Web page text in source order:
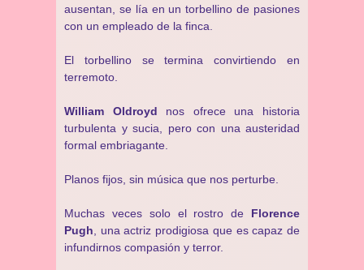
ausentan, se lía en un torbellino de pasiones
con un empleado de la finca.
El torbellino se termina convirtiendo en
terremoto.
William Oldroyd nos ofrece una historia
turbulenta y sucia, pero con una austeridad
formal embriagante.
Planos fijos, sin música que nos perturbe.
Muchas veces solo el rostro de Florence
Pugh , una actriz prodigiosa que es capaz de
infundirnos compasión y terror.